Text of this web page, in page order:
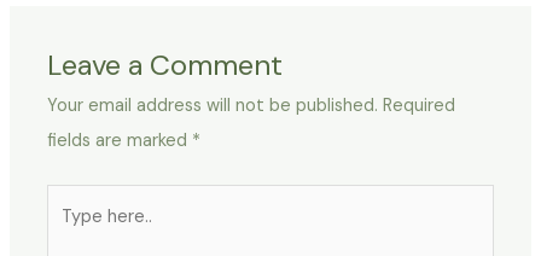
Leave a Comment
Your email address will not be published. Required
fields are marked *